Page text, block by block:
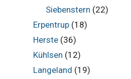
Siebenstern (22)
Erpentrup(18)
Herste(36)
Kühlsen (12)
Langeland (19)